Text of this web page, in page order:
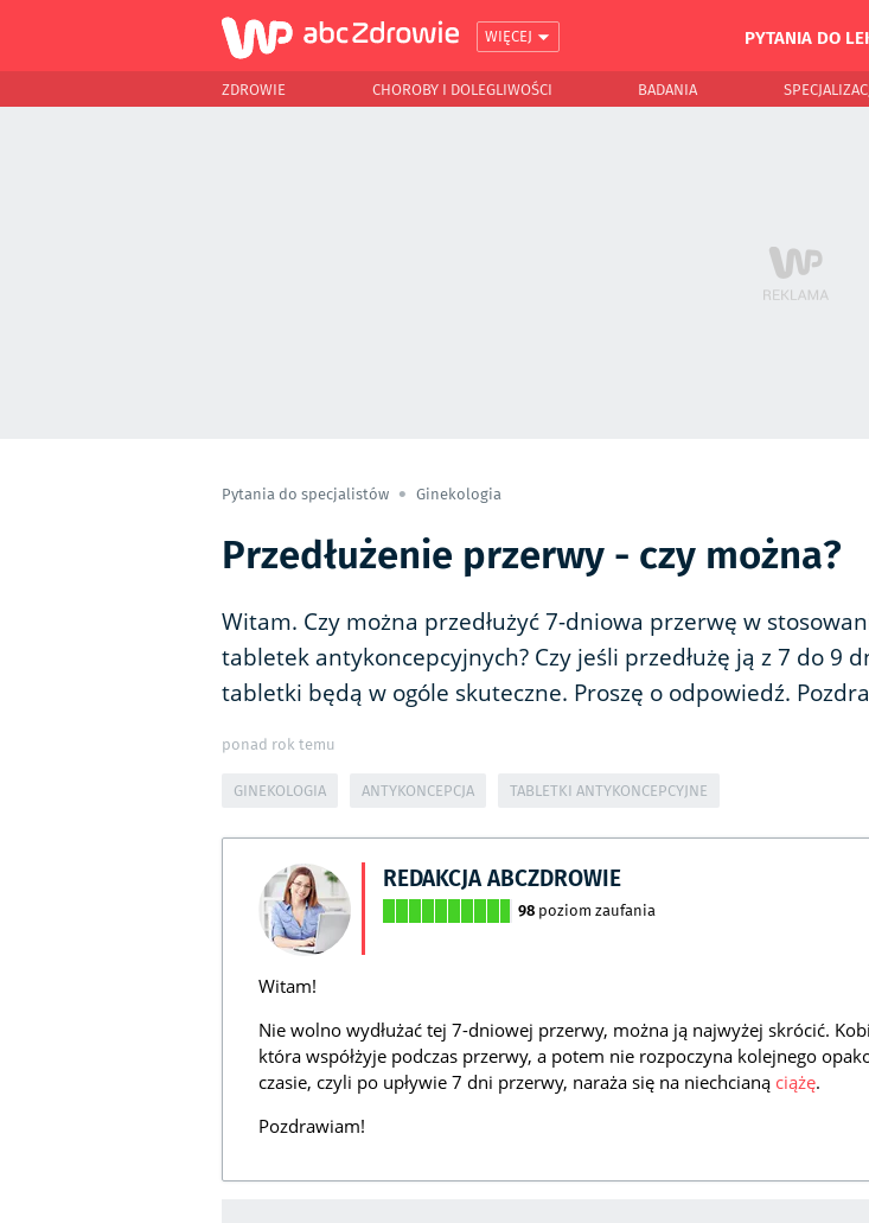
WIĘCEJ PYTANIA DO
ZDROWIE CHOROBY I DOLEGLIWOŚCI BADANIA
Pytania do specjalistów Ginekologia
Przedłużenie przerwy - czy można?
Witam. Czy można przedłużyć 7-dniowa przerwę w
tabletek antykoncepcyjnych? Czy jeśli przedłużę ją z 7 do 9
tabletki będą w ogóle skuteczne. Proszę o odpowiedź.
ponad rok temu
GINEKOLOGIA ANTYKONCEPCJA TABLETKI ANTYKONCEPCYJNE
REDAKCJA ABCZDROWIE
98 poziom zaufania
Witam!
Nie wolno wydłużać tej 7-dniowej przerwy, można ją najwyżej skrócić.
która współżyje podczas przerwy, a potem nie rozpoczyna kolejnego
czasie, czyli po upływie 7 dni przerwy, naraża się na niechcianą ciążę.
Pozdrawiam!